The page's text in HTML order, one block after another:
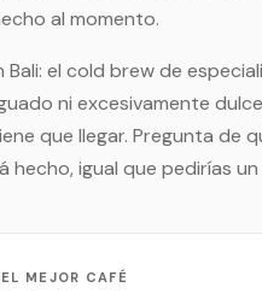
al momento.
Bali: el cold brew de
ni excesivamente
que llegar. Pregunta de
hecho, igual que pedirías
MEJOR CAFÉ